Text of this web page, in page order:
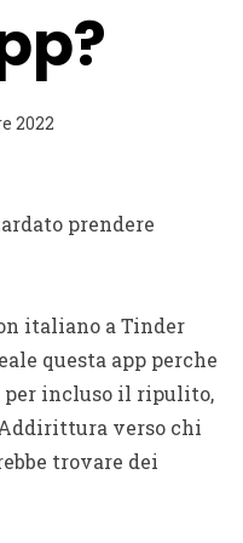
2022
prendere
italiano a Tinder
questa app perche
incluso il ripulito,
verso chi
trovare dei